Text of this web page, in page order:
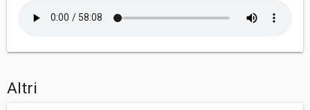
Altri